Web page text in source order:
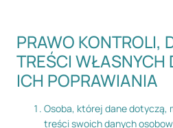
PRAWO KONTROLI,
TREŚCI WŁASNYCH
ICH POPRAWIANIA
Osoba, której dane dotyczą,
treści swoich danych